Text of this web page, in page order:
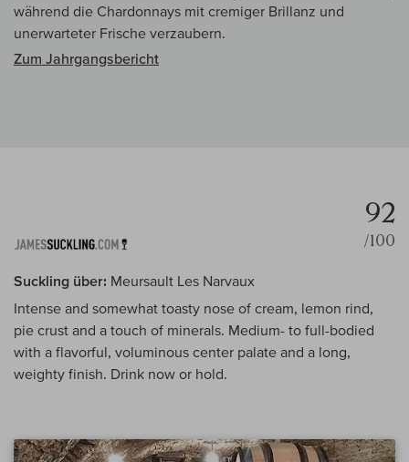
während die Chardonnays mit cremiger Brillanz und
unerwarteter Frische verzaubern.
Zum Jahrgangsbericht
92
/100
Suckling über: Meursault Les Narvaux
Intense and somewhat toasty nose of cream, lemon rind,
pie crust and a touch of minerals. Medium- to full-bodied
with a flavorful, voluminous center palate and a long,
weighty finish. Drink now or hold.